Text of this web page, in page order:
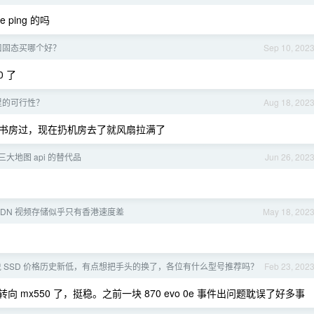
ping 的吗
Sep 10, 2023
态买哪个好？
了
Aug 18, 2023
可行性？
房过，现在扔机房去了就风扇拉满了
Jun 26, 2023
大地图 api 的替代品
May 18, 2023
视频存储似乎只有香港速度差
Feb 23, 2023
SSD 价格历史新低，有点想把手头的换了，各位有什么型号推荐吗？
向 mx550 了，挺稳。之前一块 870 evo 0e 事件出问题耽误了好多事